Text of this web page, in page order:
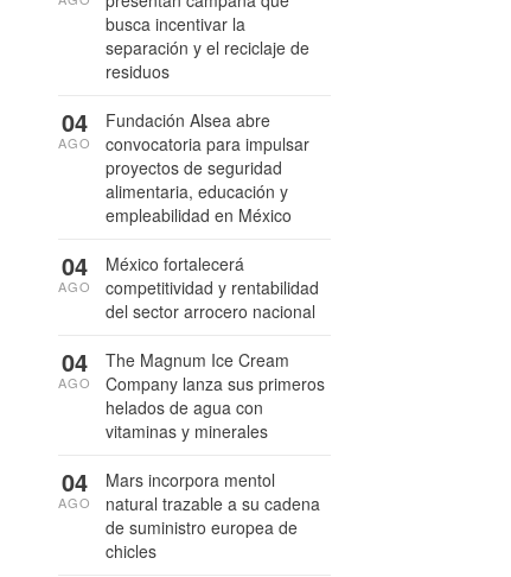
busca incentivar la
separación y el reciclaje de
residuos
Fundación Alsea abre
convocatoria para impulsar
proyectos de seguridad
alimentaria, educación y
empleabilidad en México
04
AGO
México fortalecerá
competitividad y rentabilidad
del sector arrocero nacional
04
AGO
The Magnum Ice Cream
Company lanza sus primeros
helados de agua con
vitaminas y minerales
04
AGO
Mars incorpora mentol
natural trazable a su cadena
de suministro europea de
chicles
04
AGO